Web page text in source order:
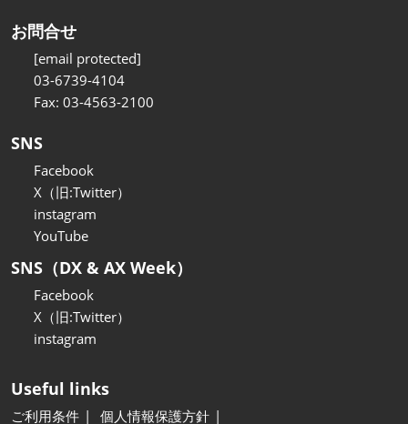
お問合せ
[email protected]
03-6739-4104
Fax: 03-4563-2100
SNS
Facebook
X（旧:Twitter）
instagram
YouTube
SNS（DX & AX Week）
Facebook
X（旧:Twitter）
instagram
Useful links
ご利用条件
個人情報保護方針